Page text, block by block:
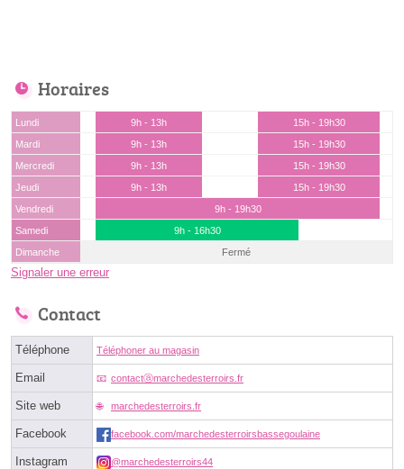
Horaires
Lundi 9h - 13h
15h - 19h30
Mardi
9h - 13h
15h - 19h30
Mercredi
9h - 13h
15h - 19h30
Jeudi
9h - 13h
15h - 19h30
Vendredi
9h - 19h30
Samedi
9h - 16h30
Dimanche
Fermé
Signaler une erreur
Contact
Téléphone Téléphoner au magasin
Email contactⓐmarchedesterroirs.fr
Site web marchedesterroirs.fr
Facebook facebook.com/marchedesterroirsbassegoulaine
Instagram @marchedesterroirs44